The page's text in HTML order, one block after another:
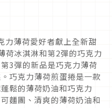
薄荷愛好者獻上全新甜
荷冰淇淋和第2彈的巧克力
3彈的新品是巧克力薄荷
巧克力薄荷煎蛋捲是一款
鬆的薄荷奶油和巧克力
麵團、清爽的薄荷奶油和